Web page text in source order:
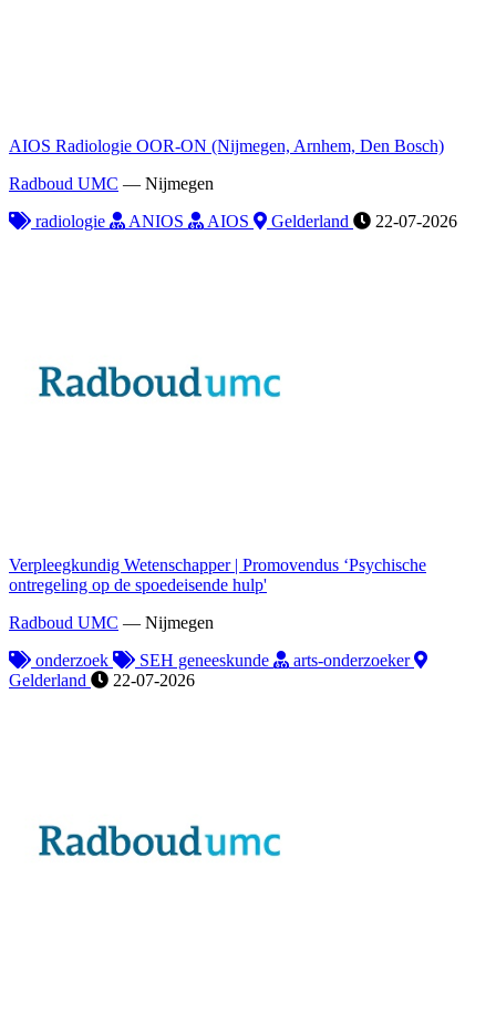
AIOS Radiologie OOR-ON (Nijmegen, Arnhem, Den Bosch)
Radboud UMC — Nijmegen
radiologie
ANIOS AIOS Gelderland 22-07-2026
Verpleegkundig Wetenschapper | Promovendus ‘Psychische
ontregeling op de spoedeisende hulp'
Radboud UMC — Nijmegen
onderzoek
SEH geneeskunde
arts-onderzoeker
Gelderland
22-07-2026